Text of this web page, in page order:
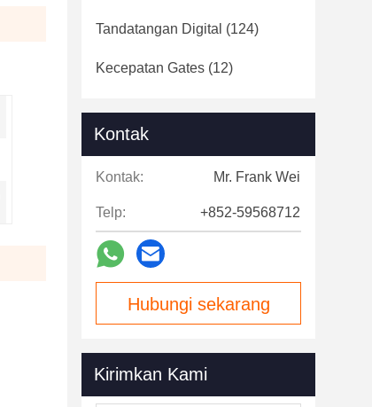
Tandatangan Digital (124)
Kecepatan Gates (12)
Kontak
Kontak: Mr. Frank Wei
Telp: +852-59568712
Hubungi sekarang
Kirimkan Kami